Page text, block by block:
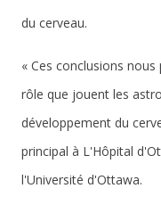
du cerveau.
« Ces conclusions
rôle que jouent les
développement du
principal à L'Hôpital
l'Université d'Ottawa.